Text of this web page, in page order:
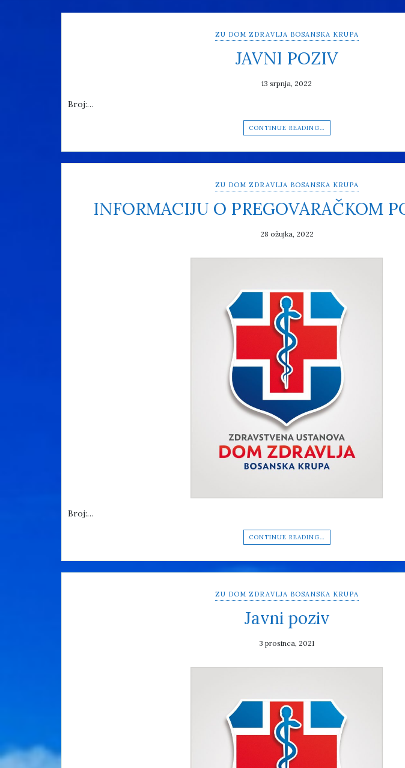
ZU DOM ZDRAVLJA BOSANSKA KRUPA
JAVNI POZIV
13 srpnja, 2022
Broj:…
CONTINUE READING…
ZU DOM ZDRAVLJA BOSANSKA KRUPA
INFORMACIJU O PREGOVARAČKOM
28 ožujka, 2022
Broj:…
CONTINUE READING…
ZU DOM ZDRAVLJA BOSANSKA KRUPA
Javni poziv
3 prosinca, 2021